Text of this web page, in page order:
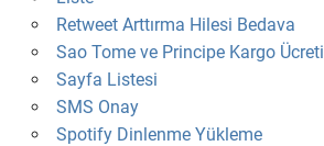
Retweet Arttırma Hilesi Bedava
Sao Tome ve Principe Kargo Ücreti
Sayfa Listesi
SMS Onay
Spotify Dinlenme Yükleme